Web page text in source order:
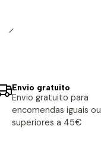
Envio gratuito
Envio gratuito para
encomendas iguais ou
superiores a 45€